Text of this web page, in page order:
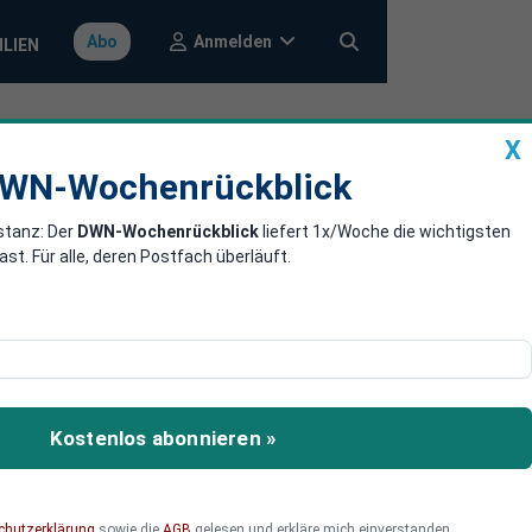
Abo Anmelden
matters!
ausgefuchste
potenziellen
X
Wochenrückblick
Der DWN-Wochenrückblick liefert 1x/Woche die wichtigsten
Für alle, deren Postfach überläuft.
Kostenlos abonnieren »